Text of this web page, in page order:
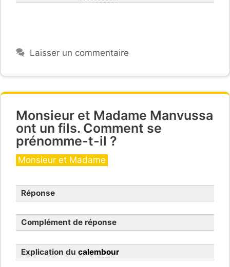
Laisser un commentaire
Monsieur et Madame Manvussa
ont un fils. Comment se
prénomme-t-il ?
Catégories
Monsieur et Madame
Réponse
Complément de réponse
Explication du calembour